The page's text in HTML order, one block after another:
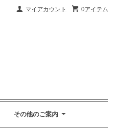
0アイテム
マイアカウント
その他のご案内